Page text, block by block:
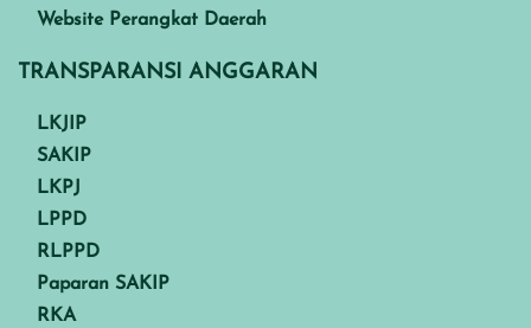
Website Perangkat Daerah
TRANSPARANSI ANGGARAN
LKJIP
SAKIP
LKPJ
LPPD
RLPPD
Paparan SAKIP
RKA